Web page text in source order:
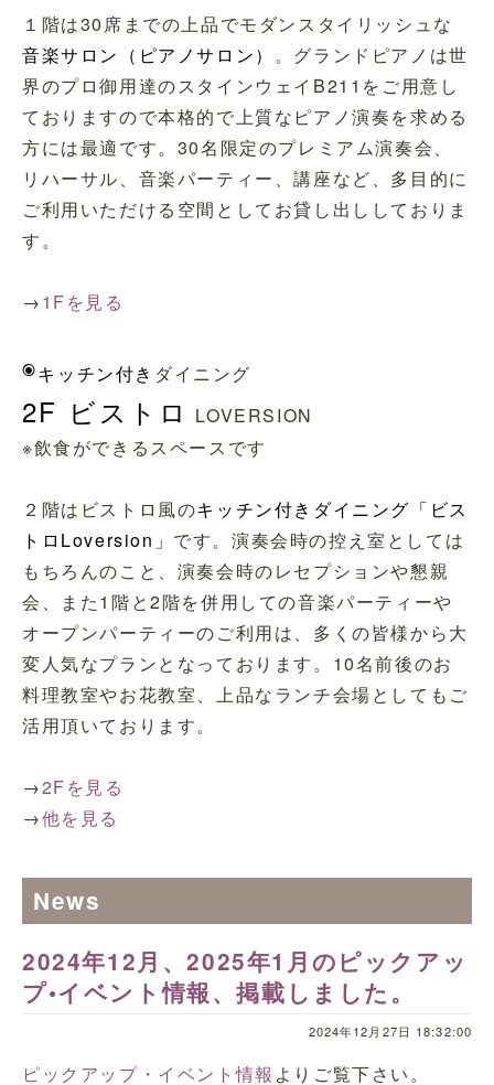
１階は30席までの上品でモダンスタイリッシュな
音楽サロン（ピアノサロン） 。グランドピアノは世
界のプロ御用達のスタインウェイB211をご用意し
ておりますので本格的で上質なピアノ演奏を求める
方には最適です。30名限定のプレミアム演奏会、
リハーサル、音楽パーティー、講座など、多目的に
ご利用いただける空間としてお貸し出ししておりま
す。
→1Fを見る
◉キッチン付き ダイニング
2F ビストロ
LOVERSION
※飲食ができるスペースです
２階はビストロ風のキッチン付きダイニング「ビス
トロLoversion」 です。演奏会時の控え室としては
もちろんのこと、演奏会時のレセプションや懇親
会、また1階と2階を併用しての音楽パーティーや
オープンパーティーのご利用は、多くの皆様から大
変人気なプランとなっております。10名前後のお
料理教室やお花教室、上品なランチ会場としてもご
活用頂いております。
→2Fを見る
→他を見る
News
2024年12月、2025年1月のピックアッ
プ•イベント情報、掲載しました。
2024年12月27日 18:32:00
ピックアップ・イベント情報 よりご覧下さい。